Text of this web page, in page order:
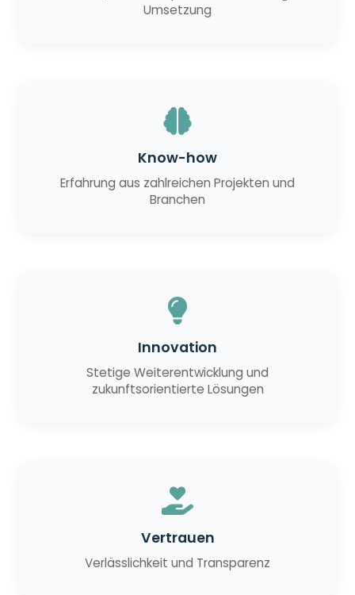
Umsetzung
Know-how
Erfahrung aus zahlreichen Projekten und
Branchen
Innovation
Stetige Weiterentwicklung und
zukunftsorientierte Lösungen
Vertrauen
Verlässlichkeit und Transparenz